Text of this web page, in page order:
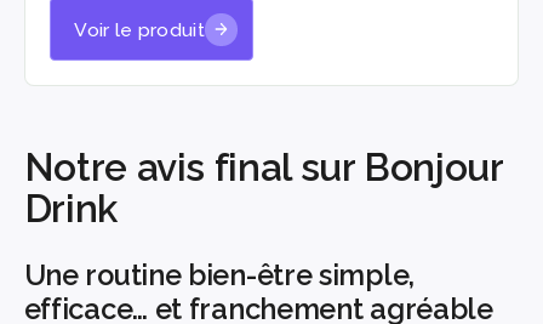
Voir le produit
Notre avis final sur Bonjour
Drink
Une routine bien-être simple,
efficace… et franchement agréable